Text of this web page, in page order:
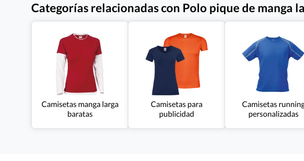
Categorías relacionadas con Polo pique de manga
Camisetas manga larga
baratas
Camisetas para
publicidad
Camisetas
personalizadas